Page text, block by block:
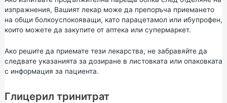
изпражнения, Вашият лекар може да препоръча приемането
на общи болкоуспокояващи, като парацетамол или ибупрофен,
които можете да закупите от аптека или супермаркет.
Ако решите да приемате тези лекарства, не забравяйте да
следвате указанията за дозиране в листовката или опаковката
с информация за пациента.
Глицерил тринитрат